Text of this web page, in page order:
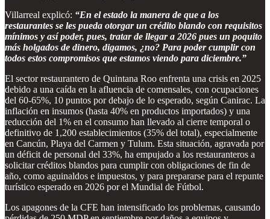
Villarreal explicó: “En el estado la manera de que a los
restaurantes se les pueda otorgar un crédito blando con requisitos
mínimos y así poder, pues, tratar de llegar a 2026 pues un poquito
más holgados de dinero, digamos, ¿no? Para poder cumplir con
todos estos compromisos que estamos viendo para diciembre.”
El sector restaurantero de Quintana Roo enfrenta una crisis en 2025
debido a una caída en la afluencia de comensales, con ocupaciones
del 60-65%, 10 puntos por debajo de lo esperado, según Canirac. La
inflación en insumos (hasta 40% en productos importados) y una
reducción del 1% en el consumo han llevado al cierre temporal o
definitivo de 1,200 establecimientos (35% del total), especialmente
en Cancún, Playa del Carmen y Tulum. Esta situación, agravada por
un déficit de personal del 33%, ha empujado a los restauranteros a
solicitar créditos blandos para cumplir con obligaciones de fin de
año, como aguinaldos e impuestos, y para prepararse para el repunte
turístico esperado en 2026 por el Mundial de Fútbol.
Los apagones de la CFE han intensificado los problemas, causando